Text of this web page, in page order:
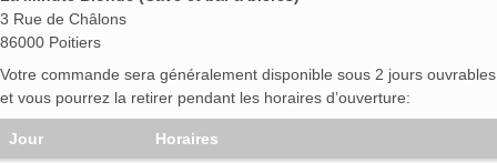
3 Rue de Châlons
86000 Poitiers
Votre commande sera généralement disponible sous 2 jours ouvrables
et vous pourrez la retirer pendant les horaires d’ouverture:
Jour Horaires